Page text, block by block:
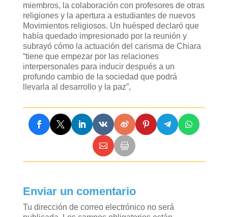
miembros, la colaboración con profesores de otras
religiones y la apertura a estudiantes de nuevos
Movimientos religiosos. Un huésped declaró que
había quedado impresionado por la reunión y
subrayó cómo la actuación del carisma de Chiara
“tiene que empezar por las relaciones
interpersonales para inducir después a un
profundo cambio de la sociedad que podrá
llevarla al desarrollo y la paz”,
Enviar un comentario
Tu dirección de correo electrónico no será